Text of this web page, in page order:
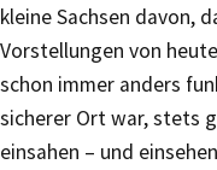
kleine Sachsen davon,
Vorstellungen von
schon immer anders
sicherer Ort war, stets
einsahen – und